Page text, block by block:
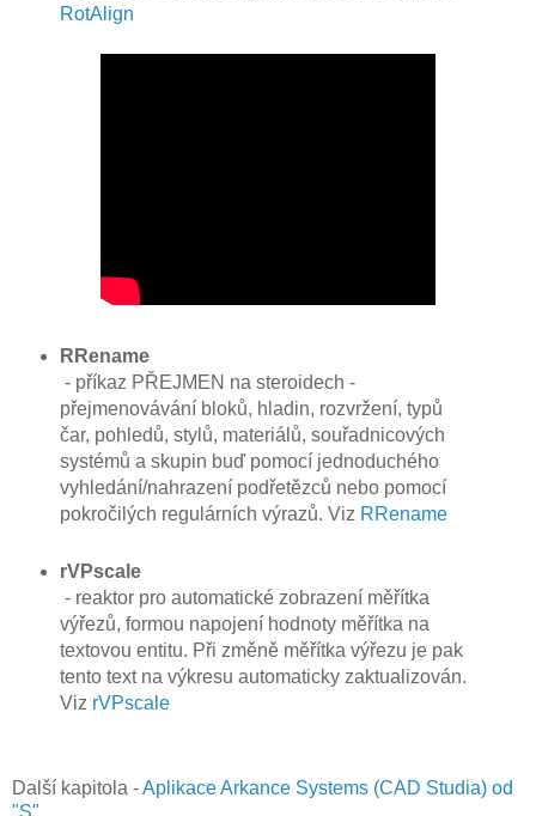
RotAlign
RRename
- příkaz PŘEJMEN na steroidech -
přejmenovávání bloků, hladin, rozvržení, typů
čar, pohledů, stylů, materiálů, souřadnicových
systémů a skupin buď pomocí jednoduchého
vyhledání/nahrazení podřetězců nebo pomocí
pokročilých regulárních výrazů. Viz RRename
rVPscale
- reaktor pro automatické zobrazení měřítka
výřezů, formou napojení hodnoty měřítka na
textovou entitu. Při změně měřítka výřezu je pak
tento text na výkresu automaticky zaktualizován.
Viz rVPscale
Další kapitola -Aplikace Arkance Systems (CAD Studia) od
"S"